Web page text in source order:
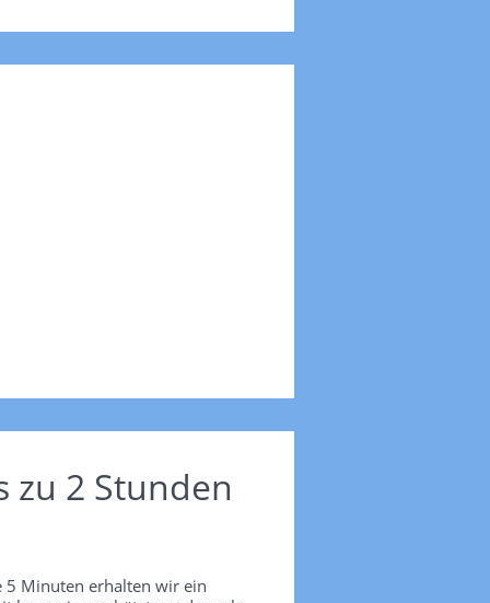
zu 2 Stunden
5 Minuten erhalten wir ein